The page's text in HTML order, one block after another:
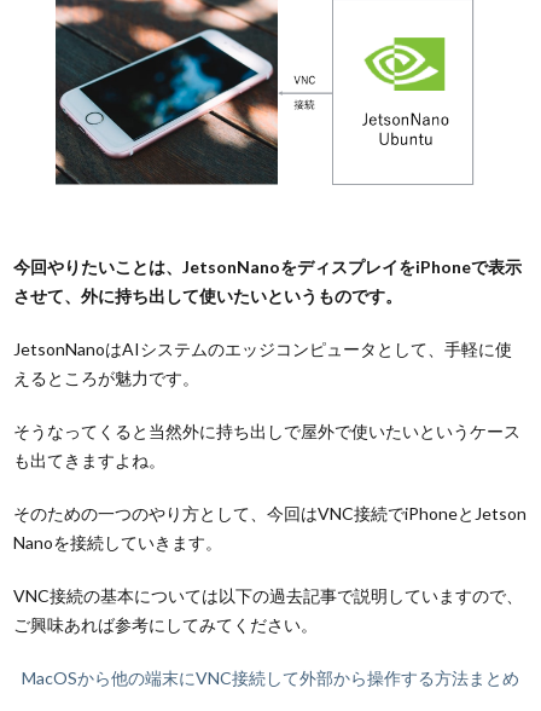
今回やりたいことは、JetsonNanoをディスプレイをiPhoneで表示
させて、外に持ち出して使いたいというものです。
JetsonNanoはAIシステムのエッジコンピュータとして、手軽に使
えるところが魅力です。
そうなってくると当然外に持ち出しで屋外で使いたいというケース
も出てきますよね。
そのための一つのやり方として、今回はVNC接続でiPhoneとJetson
Nanoを接続していきます。
VNC接続の基本については以下の過去記事で説明していますので、
ご興味あれば参考にしてみてください。
MacOSから他の端末にVNC接続して外部から操作する方法まとめ